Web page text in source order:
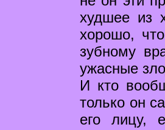
худшее из
хорошо,
зубному
ужасные
И кто
только он
его лицу,